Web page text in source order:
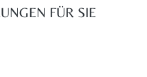
FÜR SIE